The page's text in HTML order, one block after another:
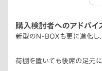
購入検討者へのアドバイ
新型のN-BOXも更に進化し
荷棚を置いても後席の足元に